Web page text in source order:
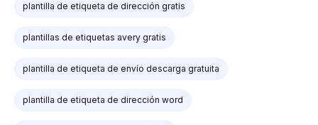
plantilla de etiqueta de dirección gratis
plantillas de etiquetas avery gratis
plantilla de etiqueta de envío descarga gratuita
plantilla de etiqueta de dirección word